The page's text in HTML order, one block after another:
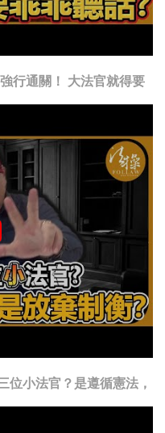
行通關！ 大法官就得要
位小法官？是遵循憲法，